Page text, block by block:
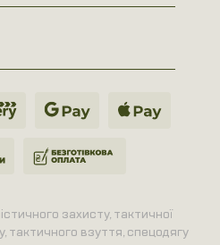
захисту, тактичної
тактичного взуття, спецодягу